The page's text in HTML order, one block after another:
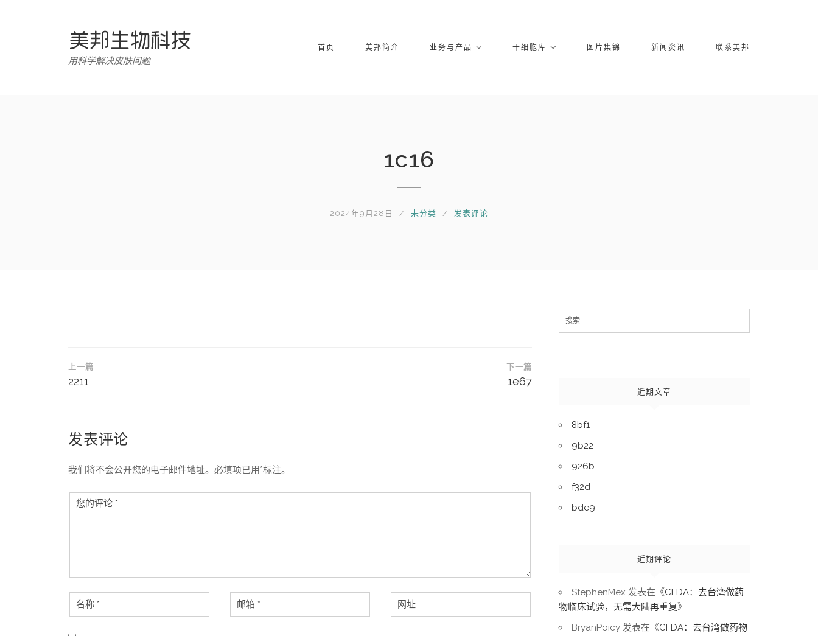
用科学解决皮肤问题
首页 美邦简介 业务与产品 干细胞库 图片集锦 新闻资讯 联系美邦
1c16
2024年9月28日 未分类 发表评论
文
章
航
上一篇
2211
下一篇
1e67
发表评论
我们将不会公开您的电子邮件地址。必填项已用*标注。
Search
for:
近期文章
8bf1
9b22
926b
f32d
bde9
近期评论
StephenMex 发表在《CFDA：去台湾做药
物临床试验，无需大陆再重复》
BryanPoicy 发表在《CFDA：去台湾做药物